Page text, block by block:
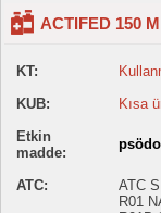
ACTIFED 150
KT:
KUB:
Kısa
Etkin
madde:
ATC:
ATC
R01